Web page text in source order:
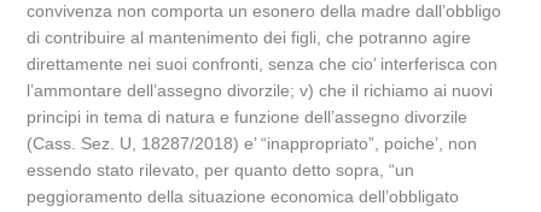
convivenza non comporta un esonero della madre dall’obbligo
di contribuire al mantenimento dei figli, che potranno agire
direttamente nei suoi confronti, senza che cio’ interferisca con
l’ammontare dell’assegno divorzile; v) che il richiamo ai nuovi
principi in tema di natura e funzione dell’assegno divorzile
(Cass. Sez. U, 18287/2018) e’ “inappropriato”, poiche’, non
essendo stato rilevato, per quanto detto sopra, “un
peggioramento della situazione economica dell’obbligato